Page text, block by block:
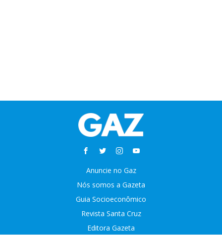
Anuncie no Gaz
Nós somos a Gazeta
Guia Socioeconômico
Revista Santa Cruz
Editora Gazeta